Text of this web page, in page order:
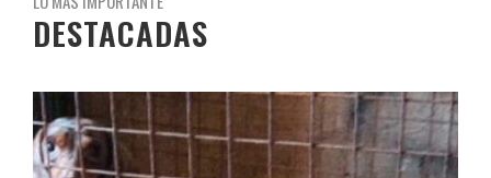
DESTACADAS